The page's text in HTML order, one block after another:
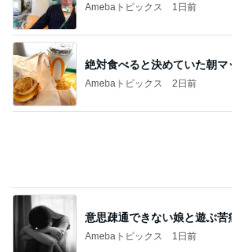
Amebaトピックス 1日前
絶対食べると決めていた朝マ
Amebaトピックス 2日前
意思疎通できない娘と遊ぶ苦
Amebaトピックス 1日前